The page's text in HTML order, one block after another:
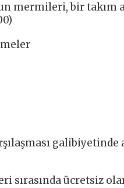
mermileri, bir takım
galibiyetinde
sırasında ücretsiz